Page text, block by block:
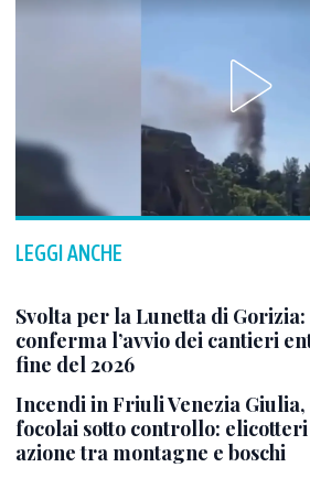
LEGGI ANCHE
Svolta per la Lunetta di
conferma l’avvio dei cantieri
fine del 2026
Incendi in Friuli Venezia
focolai sotto controllo:
azione tra montagne e boschi